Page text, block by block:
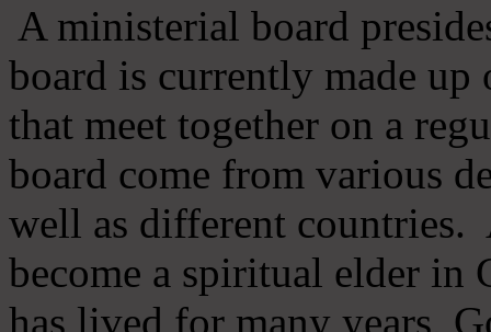
A ministerial board
board is currently made
that meet together on a
board come from various
well as different countries.
become a spiritual elder in
has lived for many years,